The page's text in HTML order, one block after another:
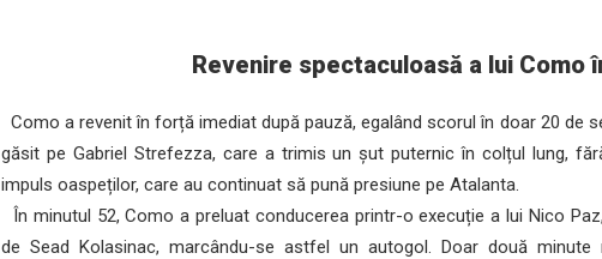
Revenire spectaculoasă a lui Como
Como a revenit în forță imediat după pauză, egalând scorul în doar 20 de
găsit pe Gabriel Strefezza, care a trimis un șut puternic în colțul lung,
impuls oaspeților, care au continuat să pună presiune pe Atalanta.
În minutul 52, Como a preluat conducerea printr-o execuție a lui Nico
de Sead Kolasinac, marcându-se astfel un autogol. Doar două